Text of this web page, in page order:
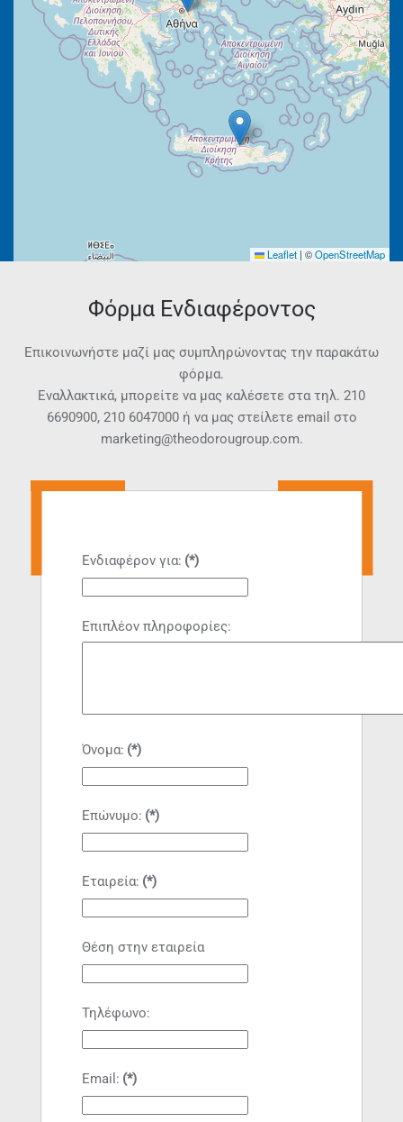
Leaflet | ©OpenStreetMap
Φόρμα Ενδιαφέροντος
Επικοινωνήστε μαζί μας συμπληρώνοντας την παρακάτω
φόρμα.
Εναλλακτικά, μπορείτε να μας καλέσετε στα τηλ. 210
6690900, 210 6047000ή να μας στείλετε email στο
marketing@theodorougroup.com.
Ενδιαφέρον για: (*)
Επιπλέον πληροφορίες:
Όνομα: (*)
Επώνυμο: (*)
Εταιρεία: (*)
Θέση στην εταιρεία
Τηλέφωνο:
Email: (*)